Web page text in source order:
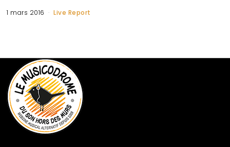
1 mars 2016 Live Report